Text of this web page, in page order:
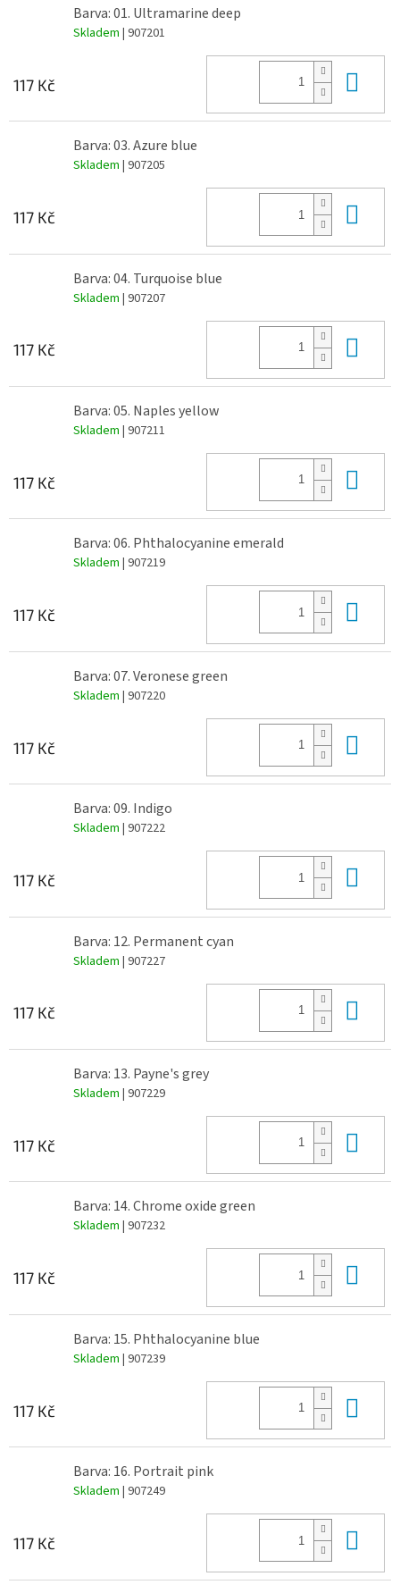
Barva: 01. Ultramarine deep
Skladem | 907201
117 Kč
Barva: 03. Azure blue
Skladem | 907205
117 Kč
Barva: 04. Turquoise blue
Skladem | 907207
117 Kč
Barva: 05. Naples yellow
Skladem | 907211
117 Kč
Barva: 06. Phthalocyanine emerald
Skladem | 907219
117 Kč
Barva: 07. Veronese green
Skladem | 907220
117 Kč
Barva: 09. Indigo
Skladem | 907222
117 Kč
Barva: 12. Permanent cyan
Skladem | 907227
117 Kč
Barva: 13. Payne's grey
Skladem | 907229
117 Kč
Barva: 14. Chrome oxide green
Skladem | 907232
117 Kč
Barva: 15. Phthalocyanine blue
Skladem | 907239
117 Kč
Barva: 16. Portrait pink
Skladem | 907249
117 Kč